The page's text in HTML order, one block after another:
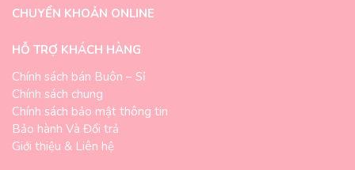
CHUYỂN KHOẢN ONLINE
HỖ TRỢ KHÁCH HÀNG
Chính sách bán Buôn – Sỉ
Chính sách chung
Chính sách bảo mật thông tin
Bảo hành Và Đổi trả
Giới thiệu & Liên hệ